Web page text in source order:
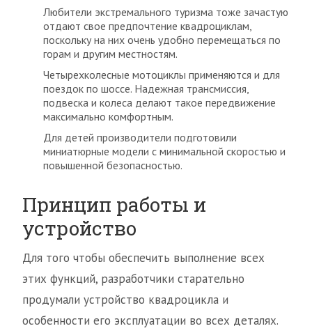
Любители экстремального туризма тоже зачастую
отдают свое предпочтение квадроциклам,
поскольку на них очень удобно перемещаться по
горам и другим местностям.
Четырехколесные мотоциклы применяются и для
поездок по шоссе. Надежная трансмиссия,
подвеска и колеса делают такое передвижение
максимально комфортным.
Для детей производители подготовили
миниатюрные модели с минимальной скоростью и
повышенной безопасностью.
Принцип работы и
устройство
Для того чтобы обеспечить выполнение всех
этих функций, разработчики старательно
продумали устройство квадроцикла и
особенности его эксплуатации во всех деталях.